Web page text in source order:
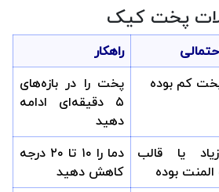
پخت کیک
راهکار
کم بوده
پخت را در بازه‌های
۵ دقیقه‌ای ادامه
دهید
یا قالب
بوده
دما را ۱۰ تا ۲۰ درجه
کاهش دهید